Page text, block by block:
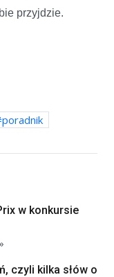
przyjdzie.
poradnik
w konkursie
czyli kilka słów o